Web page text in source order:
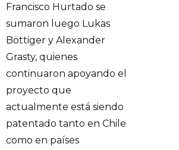
Francisco Hurtado se
sumaron luego Lukas
Böttiger y Alexander
Grasty, quienes
continuaron apoyando el
proyecto que
actualmente está siendo
patentado tanto en Chile
como en países